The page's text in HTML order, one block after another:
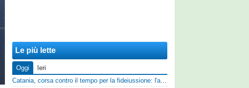
Le più lette
Oggi
Ieri
Catania, corsa contro il tempo per la fideiussione: l'annuncio della società e le ragioni dello slittamento